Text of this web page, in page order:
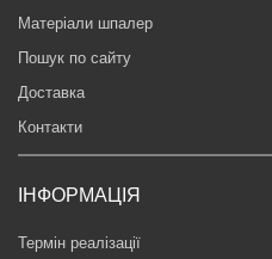
Матеріали шпалер
Пошук по сайту
Доставка
Контакти
ІНФОРМАЦІЯ
Термін реалізації